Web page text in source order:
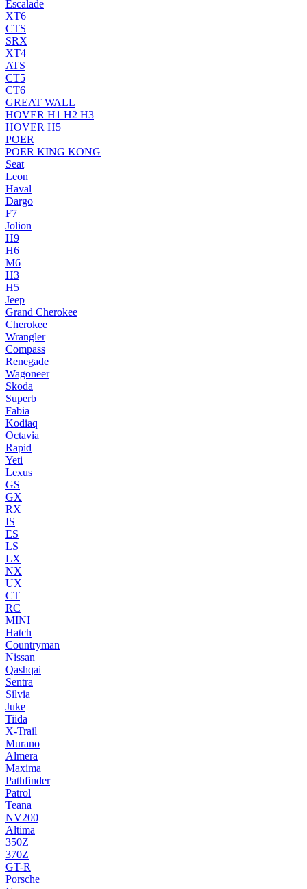
Escalade
XT6
CTS
SRX
XT4
ATS
CT5
CT6
GREAT WALL
HOVER H1 H2 H3
HOVER H5
POER
POER KING KONG
Seat
Leon
Haval
Dargo
F7
Jolion
H9
H6
M6
H3
H5
Jeep
Grand Cherokee
Cherokee
Wrangler
Compass
Renegade
Wagoneer
Skoda
Superb
Fabia
Kodiaq
Octavia
Rapid
Yeti
Lexus
GS
GX
RX
IS
ES
LS
LX
NX
UX
CT
RC
MINI
Hatch
Countryman
Nissan
Qashqai
Sentra
Silvia
Juke
Tiida
X-Trail
Murano
Almera
Maxima
Pathfinder
Patrol
Teana
NV200
Altima
350Z
370Z
GT-R
Porsche